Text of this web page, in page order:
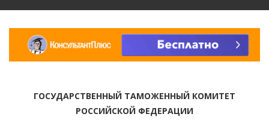
ГОСУДАРСТВЕННЫЙ ТАМОЖЕННЫЙ КОМИТЕТ
РОССИЙСКОЙ ФЕДЕРАЦИИ